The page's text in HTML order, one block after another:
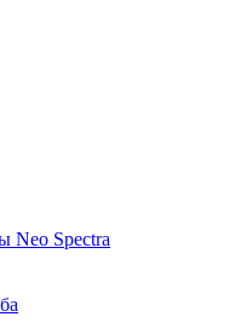
Neo Spectra